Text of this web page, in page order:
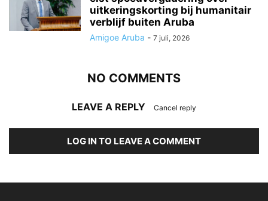
uitkeringskorting bij humanitair
verblijf buiten Aruba
Amigoe Aruba - 7 juli, 2026
NO COMMENTS
LEAVE A REPLY Cancel reply
LOG IN TO LEAVE A COMMENT